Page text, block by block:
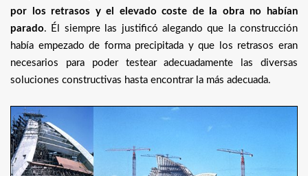
por los retrasos y el elevado coste de la obra no habían
parado. Él siempre las justificó alegando que la construcción
había empezado de forma precipitada y que los retrasos eran
necesarios para poder testear adecuadamente las diversas
soluciones constructivas hasta encontrar la más adecuada.